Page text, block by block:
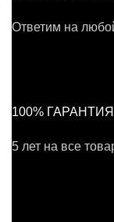
Ответим на
100% ГАРАНТИЯ
5 лет на все